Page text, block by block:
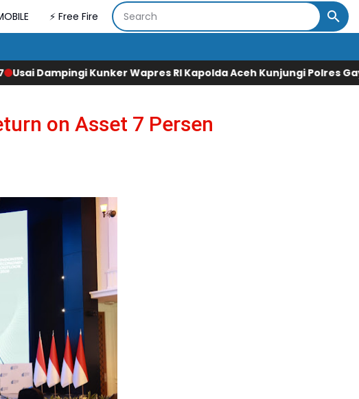
⚡ Free Fire
Wapres RI Kapolda Aceh Kunjungi Polres Gayo Legislator
on Asset 7 Persen